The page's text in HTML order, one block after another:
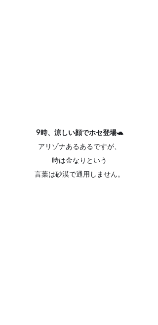
9時、涼しい顔でホセ登場🐢
アリゾナあるあるですが、
時は金なりという
言葉は砂漠で通用しません。